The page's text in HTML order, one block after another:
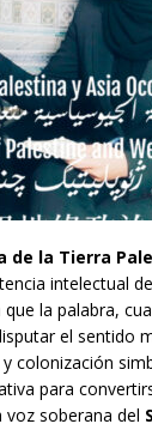
de la Tierra
intelectual
la palabra,
el sentido
colonización
para
soberana del